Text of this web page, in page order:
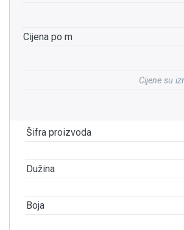
Šifra proizvoda
Dužina
Boja
Cijena po m
Cijene su